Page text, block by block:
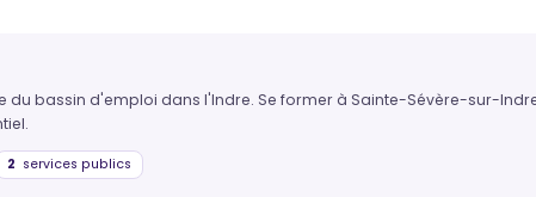
du bassin d'emploi dans l'Indre. Se former à Sainte-Sévère-sur-
2 services publics